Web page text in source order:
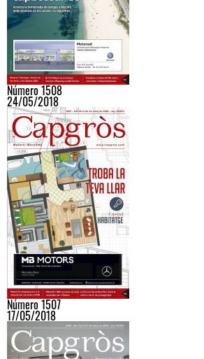
Número 1508
24/05/2018
Número 1507
17/05/2018